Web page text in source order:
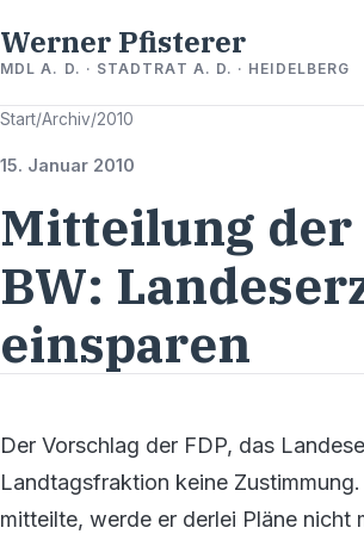
Werner Pfisterer
MDL A. D. · STADTRAT A. D. · HEIDELBERG
Start/Archiv/2010
15. Januar 2010
Mitteilung der
BW:
einsparen
Der Vorschlag der FDP, das
Landtagsfraktion keine
mitteilte, werde er derlei Pläne nicht